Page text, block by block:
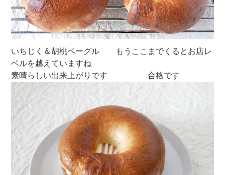
いちじく＆胡桃ベーグル もうここまでくるとお店レ
ベルを越えていますね
素晴らしい出来上がりです 合格です